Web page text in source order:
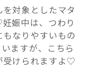
対象としたマタ
娠中は、つわり
なりやすいもの
ますが、こちら
受けられますよ♡